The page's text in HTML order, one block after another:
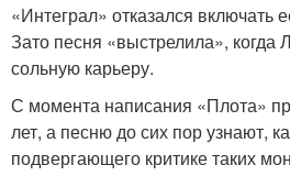
«Интеграл» отказался включать
Зато песня «выстрелила», когда
сольную карьеру.
С момента написания «Плота»
лет, а песню до сих пор узнают,
подвергающего критике таких